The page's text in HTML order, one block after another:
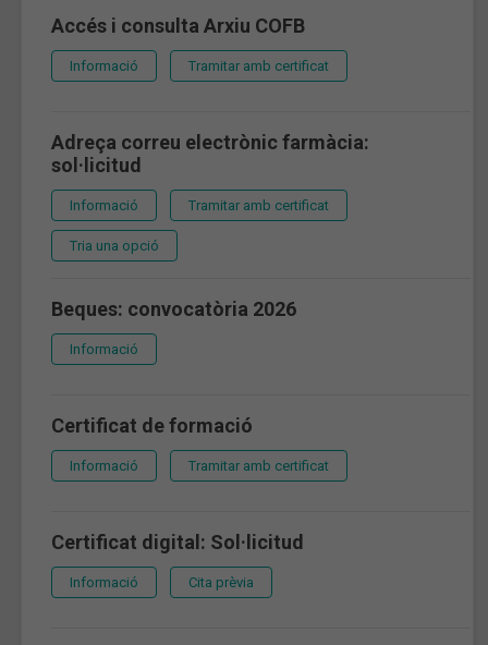
Accés i consulta Arxiu COFB
Informació Tramitar amb certificat
Adreça correu electrònic farmàcia:
sol·licitud
Informació Tramitar amb certificat
Tria una opció
Beques: convocatòria 2026
Informació
Certificat de formació
Informació Tramitar amb certificat
Certificat digital: Sol·licitud
Informació Cita prèvia